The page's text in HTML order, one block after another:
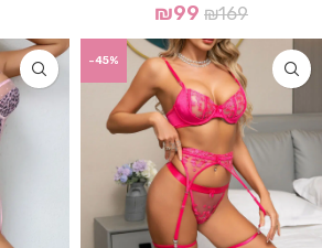
₪169
₪99
-45%